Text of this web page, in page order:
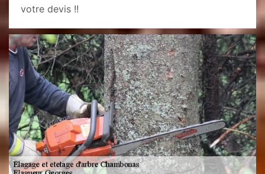
votre devis !!